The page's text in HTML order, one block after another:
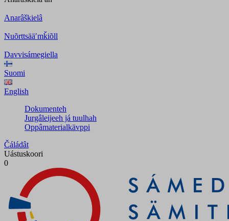
Anarâškielâ
Nuõrttsääʹmǩiõll
Davvisámegiella
Suomi
English
Dokumenteh
Jurgâleijeeh já tuulhah
Oppâmaterialkävppi
Čáládât
Uástuskoori
0